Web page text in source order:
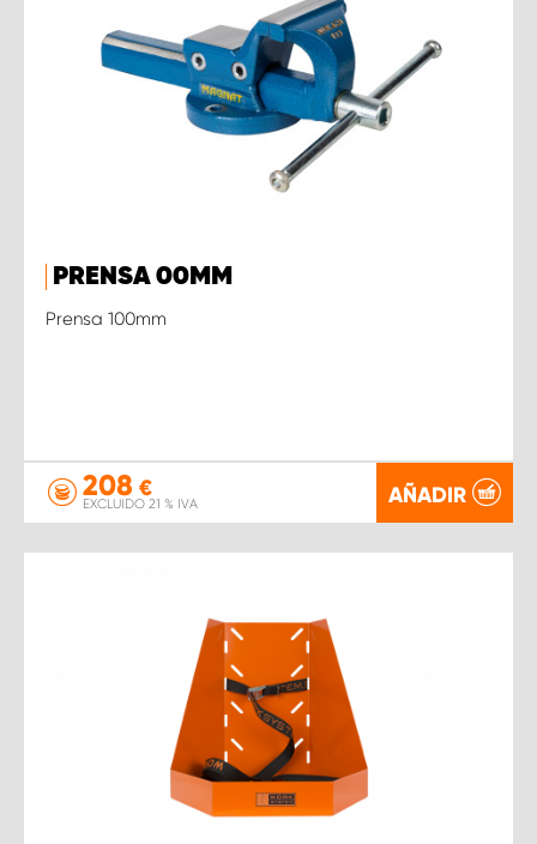
PRENSA 00MM
Prensa 100mm
208 €
EXCLUIDO 21 % IVA AÑADIR